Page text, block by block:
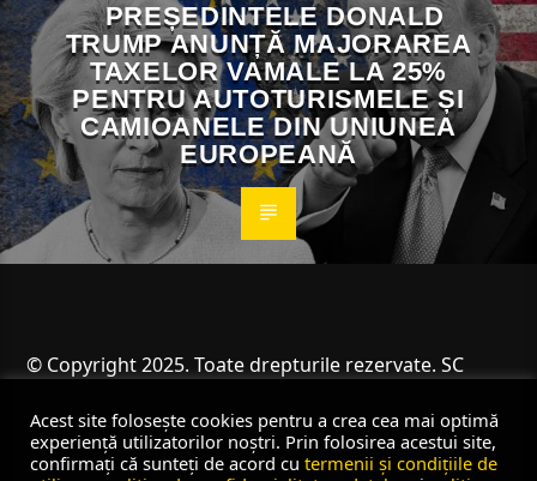
PREȘEDINTELE DONALD
TRUMP ANUNȚĂ MAJORAREA
TAXELOR VAMALE LA 25%
PENTRU AUTOTURISMELE ȘI
CAMIOANELE DIN UNIUNEA
EUROPEANĂ
© Copyright 2025. Toate drepturile rezervate. SC
Acest site folosește cookies pentru a crea cea mai optimă
experiență utilizatorilor noștri. Prin folosirea acestui site,
confirmați că sunteți de acord cu termenii și condițiile de